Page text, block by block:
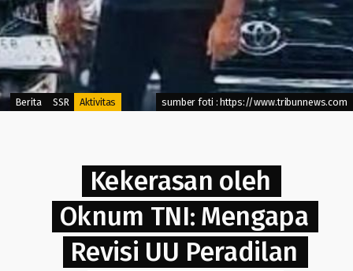
sumber foti : https://www.tribunnews.com
Berita SSR Aktivitas
Kekerasan oleh
Oknum TNI: Mengapa
Revisi UU Peradilan